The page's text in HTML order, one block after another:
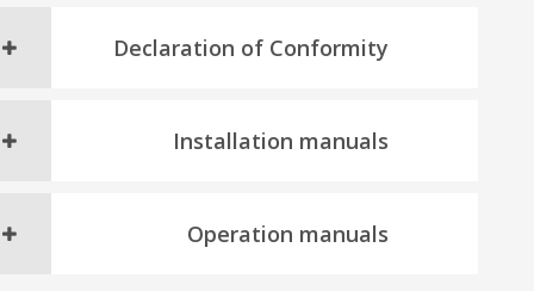
Declaration of Conformity
Installation manuals
Operation manuals